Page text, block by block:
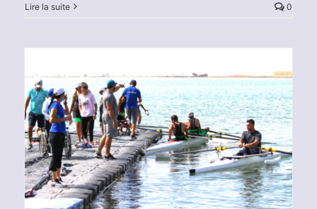
Lire la suite 0